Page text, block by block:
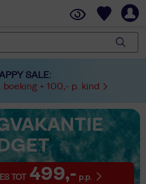
SALE:
+ 100,- p. kind
TOT 499,- p.p.